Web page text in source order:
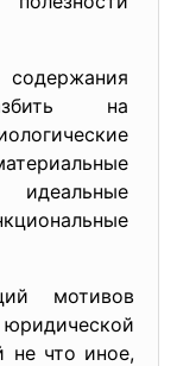
на
идеальные
мотивов
не что иное,